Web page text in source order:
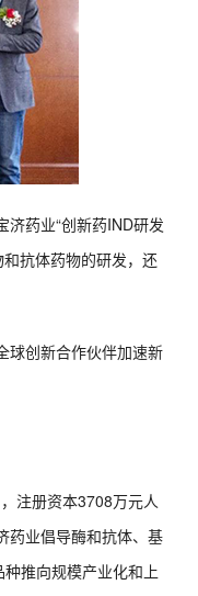
药业“创新药IND研发
抗体药物的研发，还
球创新合作伙伴加速新
注册资本3708万元人
药业倡导酶和抗体、基
推向规模产业化和上